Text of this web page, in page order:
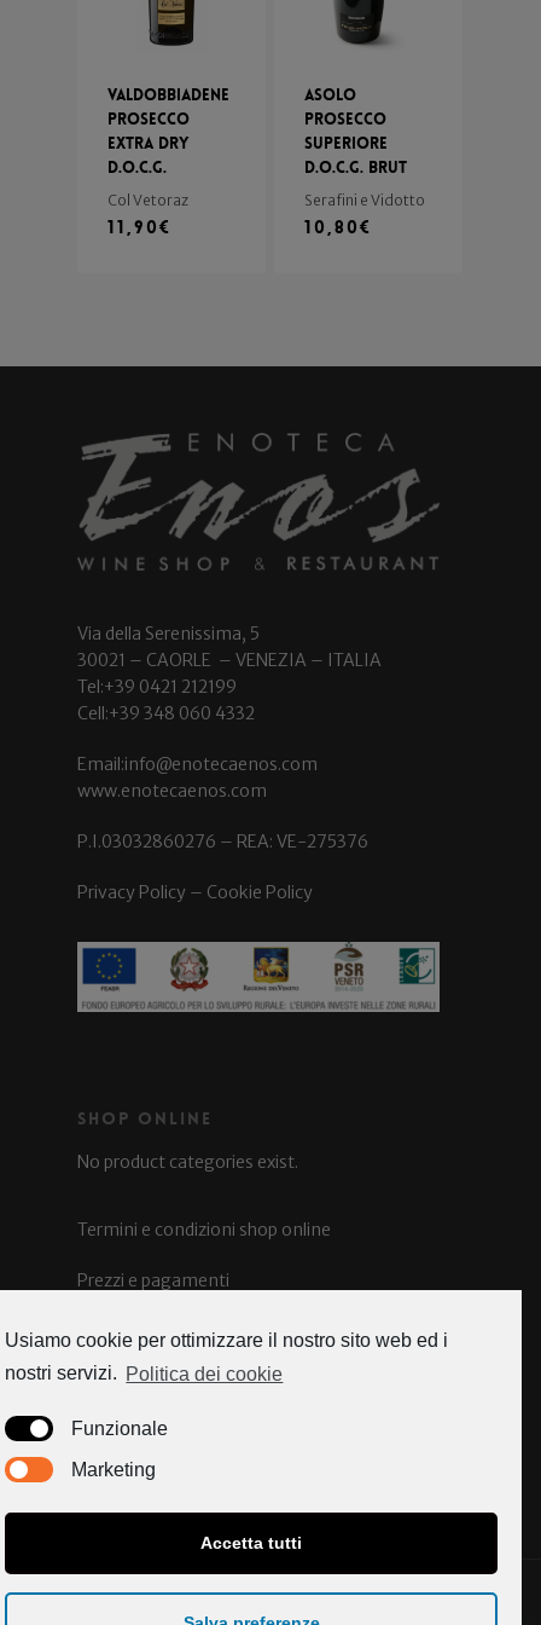
Valdobbiadene
Prosecco
Extra Dry
D.o.c.g.
Col Vetoraz
11,90€
Asolo
Prosecco
Superiore
D.o.c.g. Brut
Serafini e Vidotto
10,80€
Via della Serenissima, 5
30021 – CAORLE – VENEZIA – ITALIA
Tel:+39 0421 212199
Cell:+39 348 060 4332
Email:info@enotecaenos.com
www.enotecaenos.com
P.I.03032860276 – REA: VE-275376
Privacy Policy – Cookie Policy
Shop Online
No product categories exist.
Termini e condizioni shop online
Prezzi e pagamenti
Spedizioni e costi
Caorle news
© 2026 Enoteca Enos. All Rights Reserved.
Usiamo cookie per ottimizzare il nostro sito web ed i
nostri servizi. Politica dei cookie
Funzionale
Marketing
Accetta tutti